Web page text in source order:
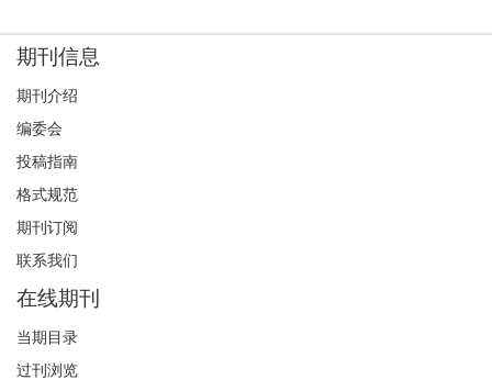
期刊信息
期刊介绍
编委会
投稿指南
格式规范
期刊订阅
联系我们
在线期刊
当期目录
过刊浏览